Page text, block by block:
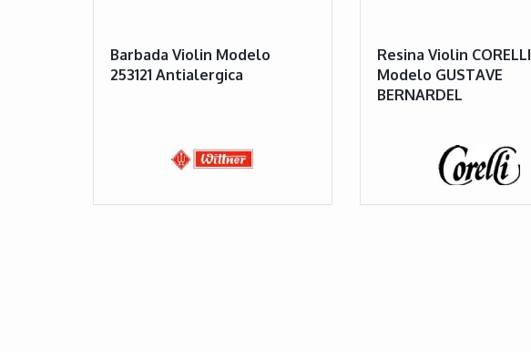
Barbada Violin Modelo
253121 Antialergica
Resina Violin CORELLI
Modelo GUSTAVE
BERNARDEL